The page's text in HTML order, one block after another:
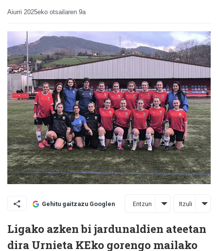
Aiurri 2025eko otsailaren 9a
Gehitu gaitzazu Googlen Entzun Itzuli
Ligako azken bi jardunaldien ateetan
dira Urnieta KEko gorengo mailako